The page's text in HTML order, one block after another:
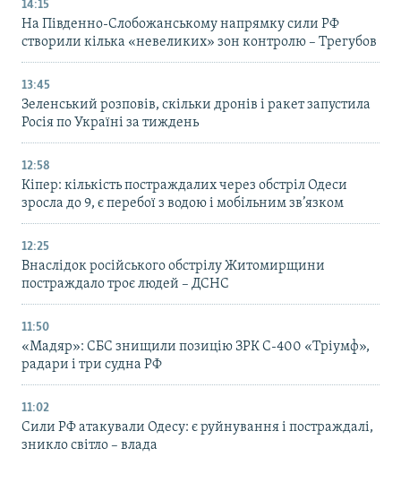
14:15
На Південно-Слобожанському напрямку сили РФ
створили кілька «невеликих» зон контролю – Трегубов
13:45
Зеленський розповів, скільки дронів і ракет запустила
Росія по Україні за тиждень
12:58
Кіпер: кількість постраждалих через обстріл Одеси
зросла до 9, є перебої з водою і мобільним зв’язком
12:25
Внаслідок російського обстрілу Житомирщини
постраждало троє людей – ДСНС
11:50
«Мадяр»: СБС знищили позицію ЗРК С-400 «Тріумф»,
радари і три судна РФ
11:02
Сили РФ атакували Одесу: є руйнування і постраждалі,
зникло світло – влада